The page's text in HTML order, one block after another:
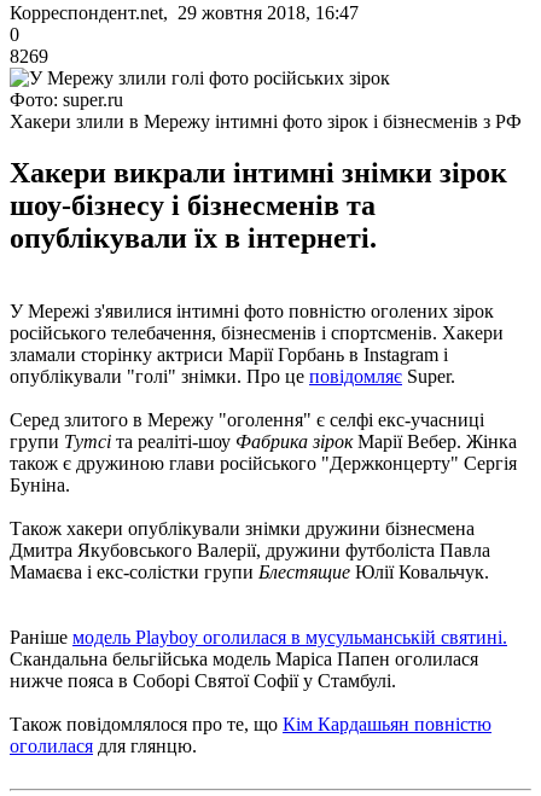
Корреспондент.net, 29 жовтня 2018, 16:47
0
8269
Фото: super.ru
Хакери злили в Мережу інтимні фото зірок і бізнесменів з РФ
Хакери викрали інтимні знімки зірок
шоу-бізнесу і бізнесменів та
опублікували їх в інтернеті.
У Мережі з'явилися інтимні фото повністю оголених зірок
російського телебачення, бізнесменів і спортсменів. Хакери
зламали сторінку актриси Марії Горбань в Instagram і
опублікували "голі" знімки. Про це повідомляє Super.
Серед злитого в Мережу "оголення" є селфі екс-учасниці
групи Тутсі та реаліті-шоу Фабрика зірокМарії Вебер. Жінка
також є дружиною глави російського "Держконцерту" Сергія
Буніна.
Також хакери опублікували знімки дружини бізнесмена
Дмитра Якубовського Валерії, дружини футболіста Павла
Мамаєва і екс-солістки групи Блестящие Юлії Ковальчук.
Раніше модель Playboy оголилася в мусульманській святині.
Скандальна бельгійська модель Маріса Папен оголилася
нижче пояса в Соборі Святої Софії у Стамбулі.
Також повідомлялося про те, що Кім Кардашьян повністю
оголилася для глянцю.